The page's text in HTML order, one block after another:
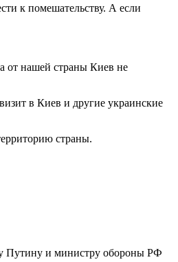
к помешательству. А если
от нашей страны Киев не
в Киев и другие украинские
страны.
Путину и министру обороны РФ